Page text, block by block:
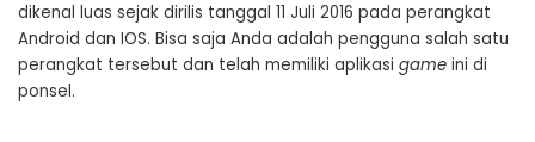
dikenal luas sejak dirilis tanggal 11 Juli 2016 pada perangkat
Android dan IOS. Bisa saja Anda adalah pengguna salah satu
perangkat tersebut dan telah memiliki aplikasi game ini di
ponsel.